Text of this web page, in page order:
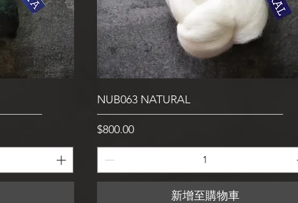
快速瀏覽
NUB063 NATURAL
價格
$800.00
新增至購物車